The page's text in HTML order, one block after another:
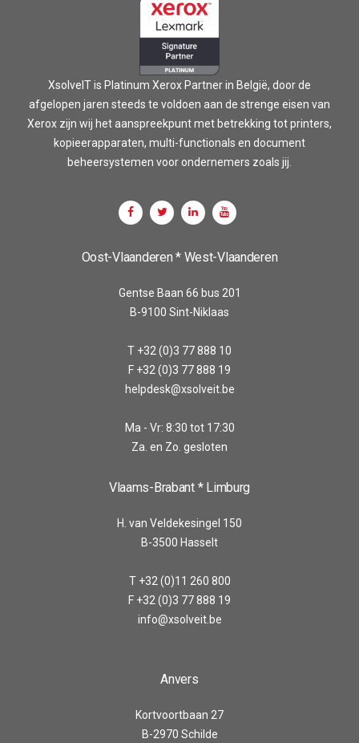
XsolveIT is Platinum Xerox Partner in België, door de
afgelopen jaren steeds te voldoen aan de strenge eisen van
Xerox zijn wij het aanspreekpunt met betrekking tot printers,
kopieerapparaten, multi-functionals en document
beheersystemen voor ondernemers zoals jij.
Oost-Vlaanderen * West-Vlaanderen
Gentse Baan 66 bus 201
B-9100 Sint-Niklaas
T +32 (0)3 77 888 10
F +32 (0)3 77 888 19
helpdesk@xsolveit.be
Ma - Vr: 8:30 tot 17:30
Za. en Zo. gesloten
Vlaams-Brabant * Limburg
H. van Veldekesingel 150
B-3500 Hasselt
T +32 (0)11 260 800
F +32 (0)3 77 888 19
info@xsolveit.be
Anvers
Kortvoortbaan 27
B-2970 Schilde